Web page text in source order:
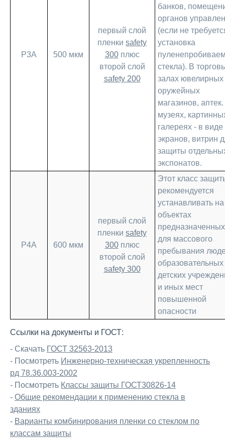
Р3А 500 мкм
первый слой
пленки safety
300плюс
второй слой
safety 200
банков,
органов
(если не
установка
стекла). В
залах ювелирных
оружейных
магазинов,
музеях,
галереях - в виде
экранов, витрин
защиты
экспонатов.
Р4А 600 мкм
первый слой
пленки safety
300плюс
второй слой
safety 300
Этот класс
рекомендуется
устанавливать на
объектах
предназначенных
для массового
пребывания
образовательных
детских
и иных мест
повышенной
опасности
Ссылки на документы и ГОСТ:
- Скачать ГОСТ 32563-2013
- Посмотреть Инженерно-техническая укрепленность
рд 78.36.003-2002
- Посмотреть Классы защиты ГОСТ30826-14
- Общие рекомендации к применению стекла в
зданиях
- Варианты комбинирования пленки со стеклом по
классам защиты